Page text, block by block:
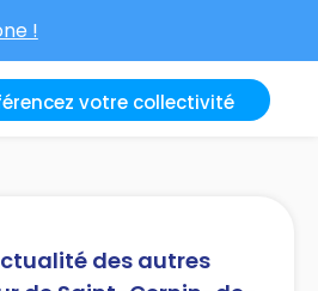
!
votre collectivité
des autres